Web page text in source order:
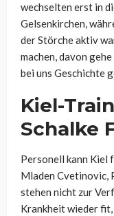
wechselten erst in
Gelsenkirchen,
der Störche aktiv
machen, davon
bei uns Geschichte
Kiel-
Schalke
Personell kann Kiel
Mladen Cvetinovic,
stehen nicht zur
Krankheit wieder